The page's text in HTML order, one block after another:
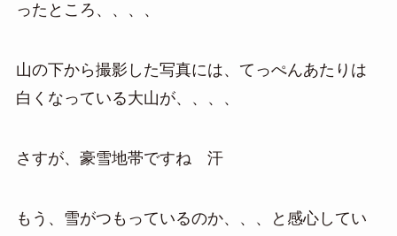
ったところ、、、、
山の下から撮影した写真には、てっぺんあたりは
白くなっている大山が、、、、
さすが、豪雪地帯ですね 汗
もう、雪がつもっているのか、、、と感心してい